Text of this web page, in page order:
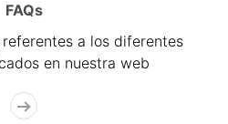
FAQs
a los diferentes
en nuestra web